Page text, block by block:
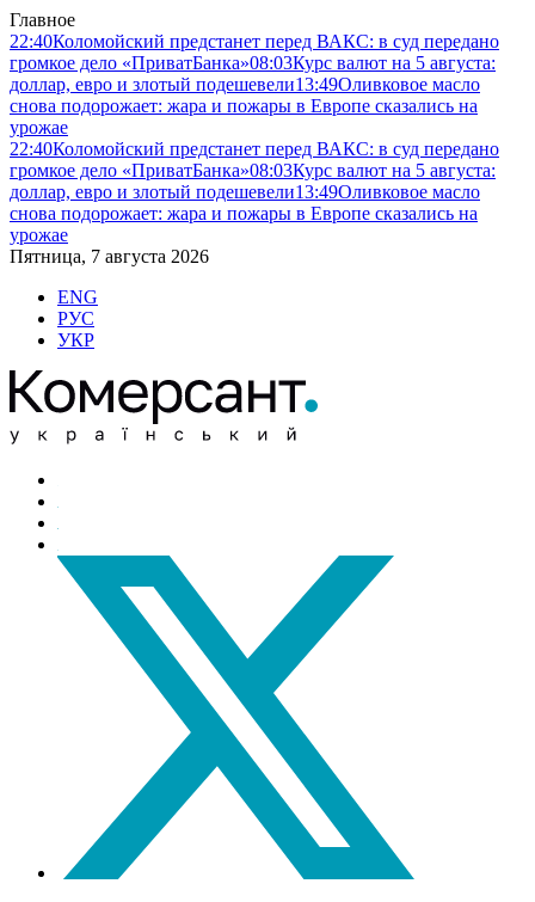
Главное
22:40Коломойский предстанет перед ВАКС: в суд передано
громкое дело «ПриватБанка»08:03Курс валют на 5 августа:
доллар, евро и злотый подешевели13:49Оливковое масло
снова подорожает: жара и пожары в Европе сказались на
урожае
22:40Коломойский предстанет перед ВАКС: в суд передано
громкое дело «ПриватБанка»08:03Курс валют на 5 августа:
доллар, евро и злотый подешевели13:49Оливковое масло
снова подорожает: жара и пожары в Европе сказались на
урожае
Пятница, 7 августа 2026
ENG
РУС
УКР